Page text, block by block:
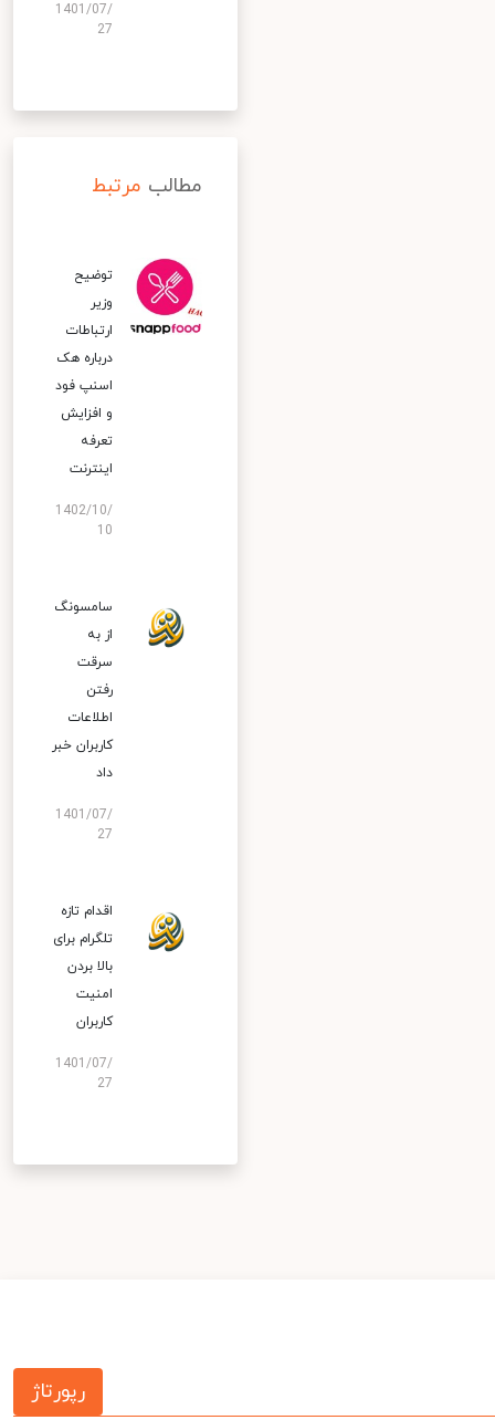
1401/07/
27
مطالب مرتبط
توضیح
وزیر
ارتباطات
درباره هک
اسنپ‌ فود
و افزایش
تعرفه
اینترنت
1402/10/
10
سامسونگ
از به
سرقت
رفتن
اطلاعات
کاربران خبر
داد
1401/07/
27
اقدام تازه
تلگرام برای
بالا بردن
امنیت
کاربران
1401/07/
27
رپورتاژ